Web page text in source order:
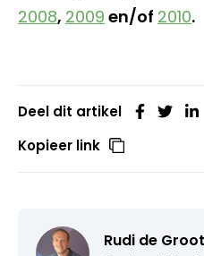
2008, 2009 en/of 2010.
Deel dit artikel
Kopieer link
Rudi de Groot